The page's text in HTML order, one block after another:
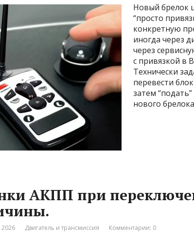
Новый брелок
“просто
конкретную
иногда через
через
с привязкой в
Технически
перевести
затем
нового
АКПП при
Двигатель и трансмиссия Комментарии: 0